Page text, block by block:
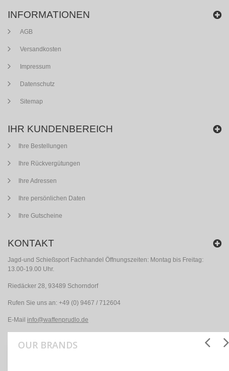
INFORMATIONEN
AGB
Versandkosten
Impressum
Datenschutz
Sitemap
IHR KUNDENBEREICH
Ihre Bestellungen
Ihre Rückvergütungen
Ihre Adressen
Ihre persönlichen Daten
Ihre Gutscheine
KONTAKT
Jagd-und Schießsport Fachhandel Öffnungszeiten: Montag bis Freitag:
13.00-19.00 Uhr.
Riedäcker 28, 93489 Schorndorf
Rufen Sie uns an: +49 (0) 9467 / 712604
E-Mail info@waffenprudlo.de
OUR BRANDS